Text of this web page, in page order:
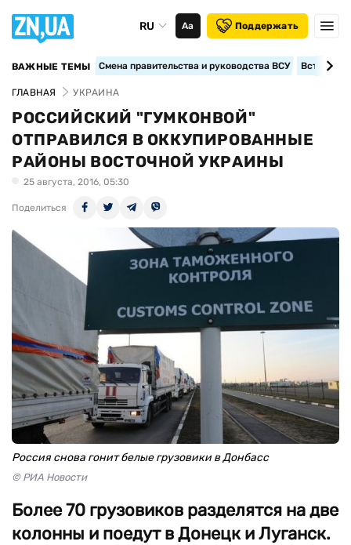
RU Аа Поддержать
ВАЖНЫЕ ТЕМЫ Смена правительства и руководства ВСУ
ГЛАВНАЯ УКРАИНА
РОССИЙСКИЙ "ГУМКОНВОЙ"
ОТПРАВИЛСЯ В ОККУПИРОВАННЫЕ
РАЙОНЫ ВОСТОЧНОЙ УКРАИНЫ
25 августа, 2016, 05:30
Поделиться
Россия снова гонит белые грузовики в Донбасс
© РИА Новости
Более 70 грузовиков разделятся на две
колонны и поедут в Донецк и Луганск.